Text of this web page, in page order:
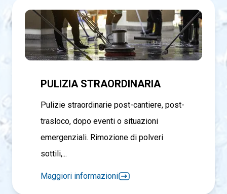
PULIZIA STRAORDINARIA
Pulizie straordinarie post-cantiere, post-
trasloco, dopo eventi o situazioni
emergenziali. Rimozione di polveri
sottili,...
Maggiori informazioni